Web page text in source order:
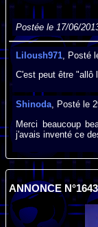
Postée le 17/06/
Liloush971 , Posté
C'est peut être "allô
Shinoda, Posté le
Merci beaucoup
j'avais inventé ce
ANNONCE